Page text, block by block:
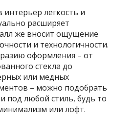
интерьер легкость и
расширяет
же вносит ощущение
и технологичности.
оформления – от
стекла до
или медных
– можно подобрать
под любой стиль, будь то
или лофт.